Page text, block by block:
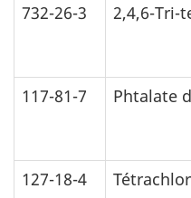
732-26-3 2,4,6-Tri-
117-81-7 Phtalate
127-18-4